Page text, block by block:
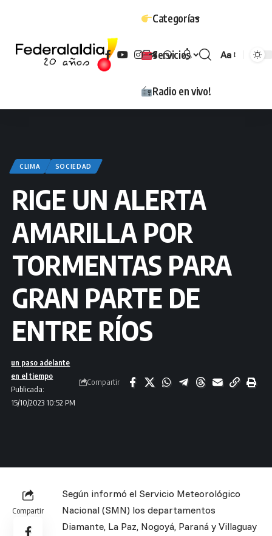
Categorías
Servicios
Radio en vivo!
Tamaño
Aa
CLIMA SOCIEDAD
RIGE UN ALERTA
AMARILLA POR
TORMENTAS PARA
GRAN PARTE DE
ENTRE RÍOS
Publicada:
15/10/2023 10:52 PM
un paso adelante
en el tiempo
Compartir
Compartir
Según informó el Servicio Meteorológico
Nacional (SMN) los departamentos
Diamante, La Paz, Nogoyá, Paraná y Villaguay